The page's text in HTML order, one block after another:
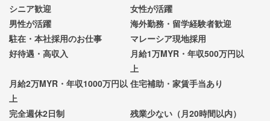
シニア歓迎
女性が活躍
男性が活躍
海外勤務・留学経験者歓迎
駐在・本社採用のお仕事
マレーシア現地採用
好待遇・高収入
月給1万MYR・年収500万円以
上
月給2万MYR・年収1000万円以
上
住宅補助・家賃手当あり
完全週休2日制
残業少ない（月20時間以内）